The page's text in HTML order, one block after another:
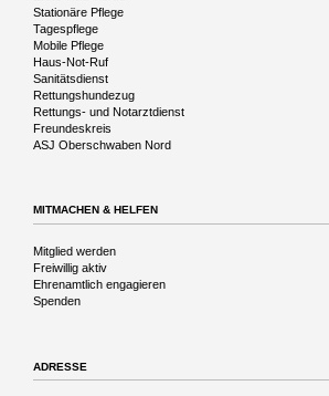
überspringen
Stationäre Pflege
Tagespflege
Mobile Pflege
Haus-Not-Ruf
Sanitätsdienst
Rettungshundezug
Rettungs- und Notarztdienst
Freundeskreis
ASJ Oberschwaben Nord
MITMACHEN & HELFEN
Navigation
überspringen
Mitglied werden
Freiwillig aktiv
Ehrenamtlich engagieren
Spenden
ADRESSE